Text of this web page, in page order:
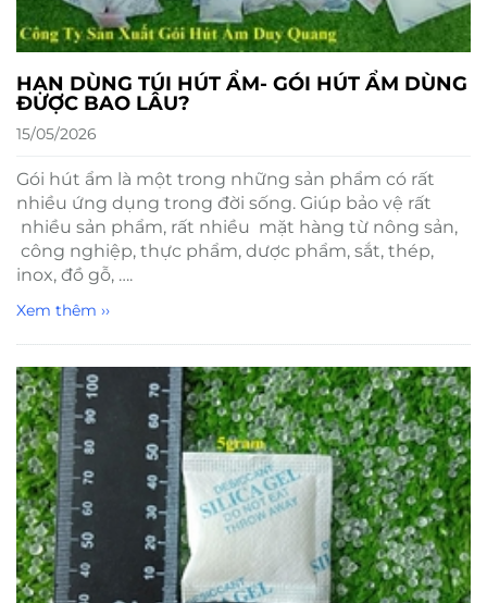
HẠN DÙNG TÚI HÚT ẨM- GÓI HÚT ẨM DÙNG
ĐƯỢC BAO LÂU?
15/05/2026
Gói hút ẩm là một trong những sản phẩm có rất
nhiều ứng dụng trong đời sống. Giúp bảo vệ rất
nhiều sản phẩm, rất nhiều mặt hàng từ nông sản,
công nghiệp, thực phẩm, dược phẩm, sắt, thép,
inox, đồ gỗ, ….
Xem thêm ››